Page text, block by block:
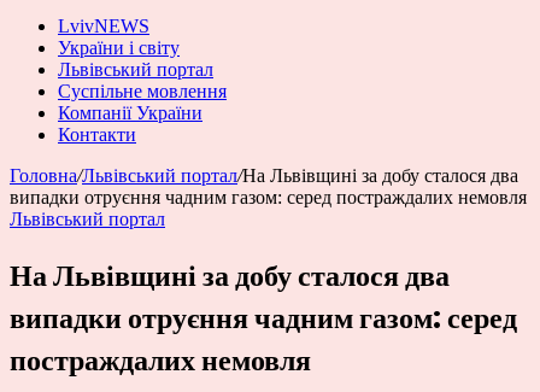
LvivNEWS
України і світу
Львівський портал
Суспільне мовлення
Компанії України
Контакти
Головна/Львівський портал/На Львівщині за добу сталося два
випадки отруєння чадним газом: серед постраждалих немовля
Львівський портал
На Львівщині за добу сталося два
випадки отруєння чадним газом: серед
постраждалих немовля